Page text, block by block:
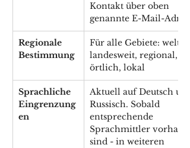
Kontakt über oben
genannte E-Mail-
Regionale
Bestimmung
Für alle Gebiete:
landesweit, regional,
örtlich, lokal
Sprachliche
Eingrenzung
en
Aktuell auf Deutsch und
Russisch. Sobald
entsprechende
Sprachmittler
sind - in weiteren